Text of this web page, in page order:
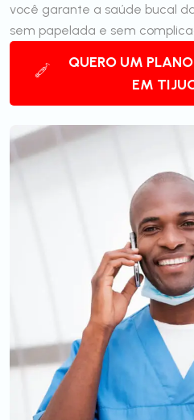
você garante a saúde bucal
sem papelada e sem
QUERO UM
EM